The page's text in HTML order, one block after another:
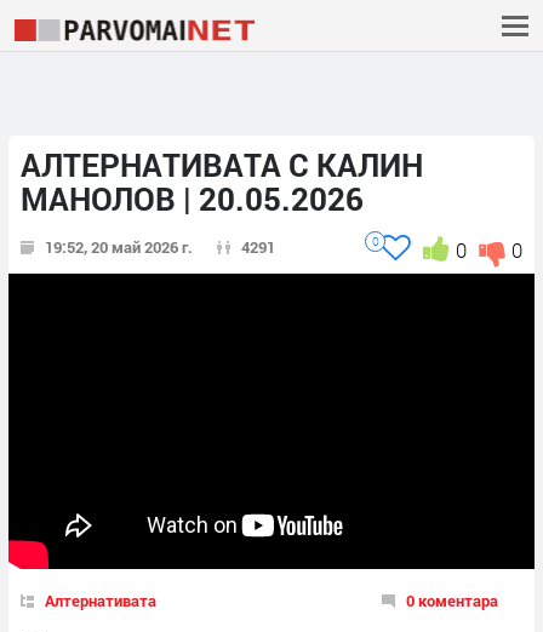
АЛТЕРНАТИВАТА С КАЛИН
МАНОЛОВ | 20.05.2026
19:52, 20 май 2026 г. 4291 0
0
0
Алтернативата 0 коментара